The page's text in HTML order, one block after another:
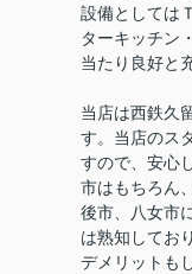
設備としては
ターキッチン
当たり良好と
当店は西鉄久
す。当店のス
すので、安心
市はもちろん
後市、八女市
は熟知してお
デメリットも